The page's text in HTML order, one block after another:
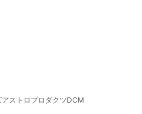
アストロプロダクツDCM